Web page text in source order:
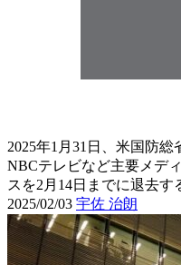
2025年1月31日、米国防
NBCテレビなど主要メデ
スを2月14日までに退去す
2025/02/03 宇佐 治朗